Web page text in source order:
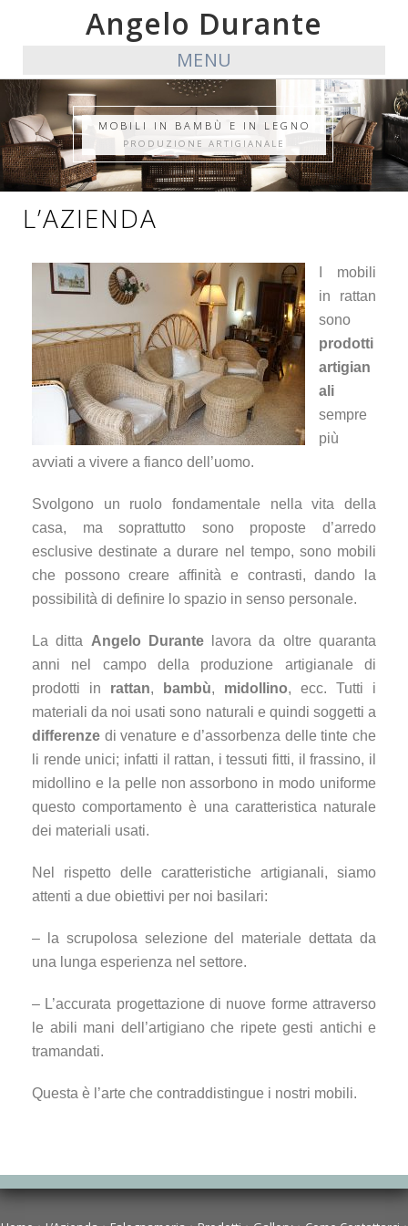
Angelo Durante
MENU
MOBILI IN BAMBÙ E IN LEGNO
PRODUZIONE ARTIGIANALE
L’AZIENDA
I mobili
in rattan
sono
prodotti
artigian
ali
sempre
più
avviati a vivere a fianco dell’uomo.
Svolgono un ruolo fondamentale nella vita della
casa, ma soprattutto sono proposte d’arredo
esclusive destinate a durare nel tempo, sono mobili
che possono creare affinità e contrasti, dando la
possibilità di definire lo spazio in senso personale.
La ditta Angelo Durantelavora da oltre quaranta
anni nel campo della produzione artigianale di
prodotti in rattan, bambù, midollino, ecc. Tutti i
materiali da noi usati sono naturali e quindi soggetti a
differenze di venature e d’assorbenza delle tinte che
li rende unici; infatti il rattan, i tessuti fitti, il frassino, il
midollino e la pelle non assorbono in modo uniforme
questo comportamento è una caratteristica naturale
dei materiali usati.
Nel rispetto delle caratteristiche artigianali, siamo
attenti a due obiettivi per noi basilari:
– la scrupolosa selezione del materiale dettata da
una lunga esperienza nel settore.
– L’accurata progettazione di nuove forme attraverso
le abili mani dell’artigiano che ripete gesti antichi e
tramandati.
Questa è l’arte che contraddistingue i nostri mobili.